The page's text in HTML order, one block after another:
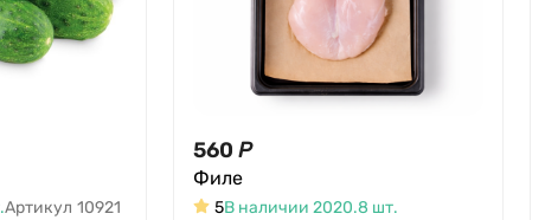
Артикул 10921
560 Р
Филе
5В наличии 2020.8 шт.